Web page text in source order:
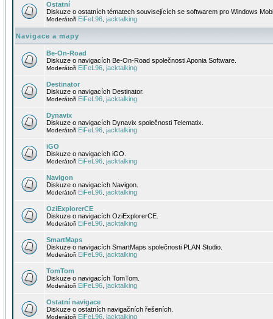
Ostatní
Diskuze o ostatních tématech souvisejících se softwarem pro Windows
Moderátoři EiFeL96 jacktalking
Navigace a mapy
Be-On-Road
Diskuze o navigacích Be-On-Road společnosti Aponia Software.
Moderátoři EiFeL96 jacktalking
Destinator
Diskuze o navigacích Destinator.
Moderátoři EiFeL96 jacktalking
Dynavix
Diskuze o navigacích Dynavix společnosti Telematix.
Moderátoři EiFeL96 jacktalking
iGO
Diskuze o navigacích iGO.
Moderátoři EiFeL96 jacktalking
Navigon
Diskuze o navigacích Navigon.
Moderátoři EiFeL96 jacktalking
OziExplorerCE
Diskuze o navigacích OziExplorerCE.
Moderátoři EiFeL96 jacktalking
SmartMaps
Diskuze o navigacích SmartMaps společnosti PLAN Studio.
Moderátoři EiFeL96 jacktalking
TomTom
Diskuze o navigacích TomTom.
Moderátoři EiFeL96 jacktalking
Ostatní navigace
Diskuze o ostatních navigačních řešeních.
Moderátoři EiFeL96 jacktalking